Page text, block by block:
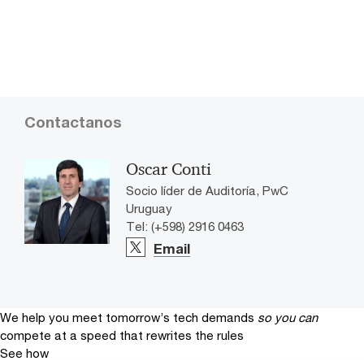
Contactanos
Oscar Conti
Socio líder de Auditoría, PwC
Uruguay
Tel: (+598) 2916 0463
Email
We help you meet tomorrow’s tech demands so you can
compete at a speed that rewrites the rules
See how